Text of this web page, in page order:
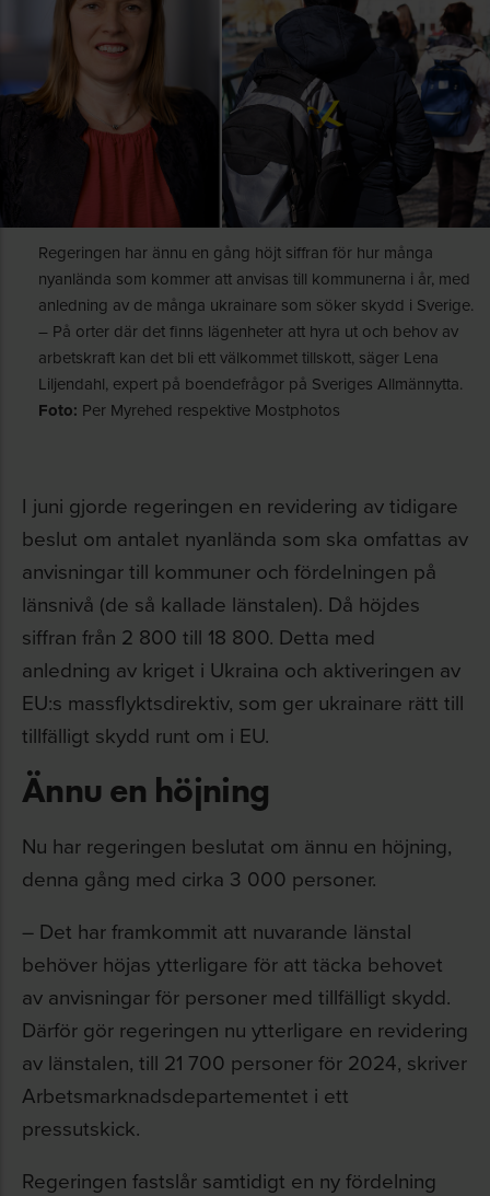
Regeringen har ännu en gång höjt siffran för hur många
nyanlända som kommer att anvisas till kommunerna i år, med
anledning av de många ukrainare som söker skydd i Sverige.
– På orter där det finns lägenheter att hyra ut och behov av
arbetskraft kan det bli ett välkommet tillskott, säger Lena
Liljendahl, expert på boendefrågor på Sveriges Allmännytta.
Foto: Per Myrehed respektive Mostphotos
I juni gjorde regeringen en revidering av tidigare
beslut om antalet nyanlända som ska omfattas av
anvisningar till kommuner och fördelningen på
länsnivå (de så kallade länstalen). Då höjdes
siffran från 2 800 till 18 800. Detta med
anledning av kriget i Ukraina och aktiveringen av
EU:s massflyktsdirektiv, som ger ukrainare rätt till
tillfälligt skydd runt om i EU.
Ännu en höjning
Nu har regeringen beslutat om ännu en höjning,
denna gång med cirka 3 000 personer.
– Det har framkommit att nuvarande länstal
behöver höjas ytterligare för att täcka behovet
av anvisningar för personer med tillfälligt skydd.
Därför gör regeringen nu ytterligare en revidering
av länstalen, till 21 700 personer för 2024, skriver
Arbetsmarknadsdepartementet i ett
pressutskick.
Regeringen fastslår samtidigt en ny fördelning